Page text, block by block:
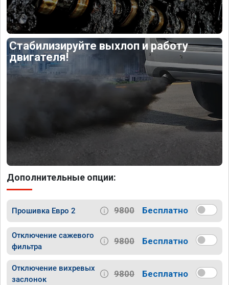
Стабилизируйте выхлоп и работу
двигателя!
Дополнительные опции:
Прошивка Евро 2 9800 Бесплатно
Отключение сажевого
фильтра
9800 Бесплатно
Отключение вихревых
заслонок
9800 Бесплатно